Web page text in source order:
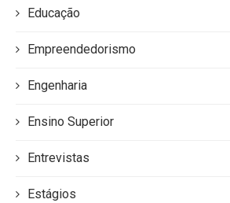
Educação
Empreendedorismo
Engenharia
Ensino Superior
Entrevistas
Estágios